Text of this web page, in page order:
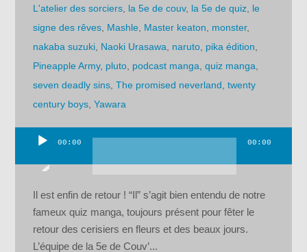
L'atelier des sorciers la 5e de couv, la 5e de quiz le
signe des rêves Mashle Master keaton monster,
nakaba suzuki Naoki Urasawa naruto pika édition
Pineapple Army, pluto podcast manga ,quiz manga
seven deadly sins ,The promised neverland ,twenty
century boys ,Yawara
00:00 00:00
Il est enfin de retour ! “Il” s’agit bien entendu de notre
fameux quiz manga, toujours présent pour fêter le
retour des cerisiers en fleurs et des beaux jours.
L’équipe de la 5e de Couv’...